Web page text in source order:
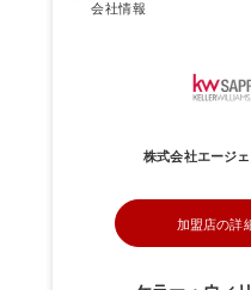
会社情報
株式会社エージ
加盟店の詳